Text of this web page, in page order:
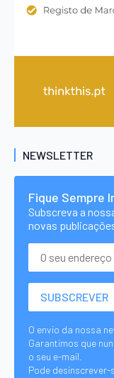
NEWSLETTER
Fique Sempre
Subscreva a
novas
O envio da nossa
Garantimos que
o seu e-mail.
Pode